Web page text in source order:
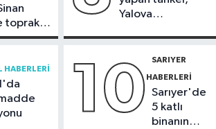
toprak
Yalova
HABERLERI 10 SARIYER
HABERLERI
Sarıyer'de
5 katlı
binanın